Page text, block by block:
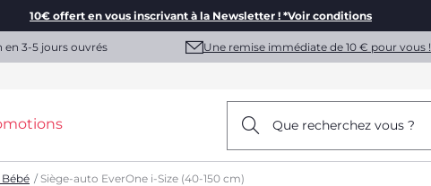
10€ offert en vous inscrivant à la Newsletter ! *Voir conditions
en 3-5 jours ouvrés Une remise immédiate de 10 € pour vous !
Que recherchez vous ?
Siège-auto EverOne i-Size (40-150 cm)